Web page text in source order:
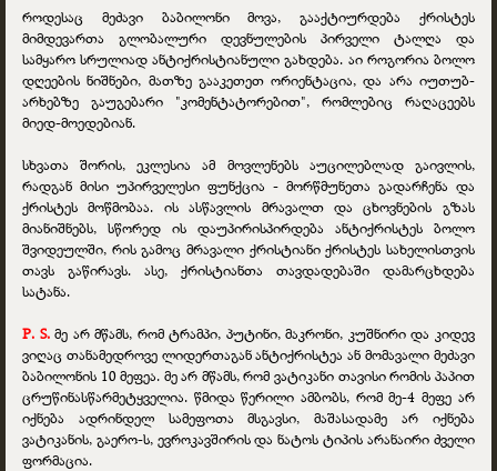
როდესაც მეძავი ბაბილონი მოვა, გააქტიურდება ქრისტეს
მიმდევართა გლობალური დევნულების პირველი ტალღა და
სამყარო სრულიად ანტიქრისტიანული გახდება. აი როგორია ბოლო
დღეების ნიშნები, მათზე გააკეთეთ ორიენტაცია, და არა იუთუბ-
არხებზე გაუგებარი "კომენტატორებით", რომლებიც რაღაცეებს
მიედ-მოედებიან.
სხვათა შორის, ეკლესია ამ მოვლენებს აუცილებლად გაივლის,
რადგან მისი უპირველესი ფუნქცია - მორწმუნეთა გადარჩენა და
ქრისტეს მოწმობაა. ის ასწავლის მრავალთ და ცხოვნების გზას
მიანიშნებს, სწორედ ის დაუპირისპირდება ანტიქრისტეს ბოლო
შვიდეულში, რის გამოც მრავალი ქრისტიანი ქრისტეს სახელისთვის
თავს გაწირავს. ასე, ქრისტიანთა თავდადებაში დამარცხდება
სატანა.
P. S. მე არ მწამს, რომ ტრამპი, პუტინი, მაკრონი, კუშნირი და კიდევ
ვიღაც თანამედროვე ლიდერთაგან ანტიქრისტეა ან მომავალი მეძავი
ბაბილონის 10 მეფეა. მე არ მწამს, რომ ვატიკანი თავისი რომის პაპით
ცრუწინასწარმეტყველია. წმიდა წერილი ამბობს, რომ მე-4 მეფე არ
იქნება ადრინდელ სამეფოთა მსგავსი, მაშასადამე არ იქნება
ვატიკანის, გაერო-ს, ევროკავშირის და ნატოს ტიპის არანაირი ძველი
ფორმაცია.